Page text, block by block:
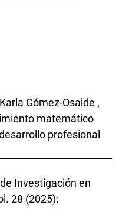
Gómez-Osalde ,
matemático
profesional
Investigación en
28 (2025):